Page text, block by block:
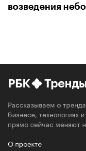
возведения
РБК
Рассказываем о
бизнесе, технологиях
прямо сейчас меняют
О проекте